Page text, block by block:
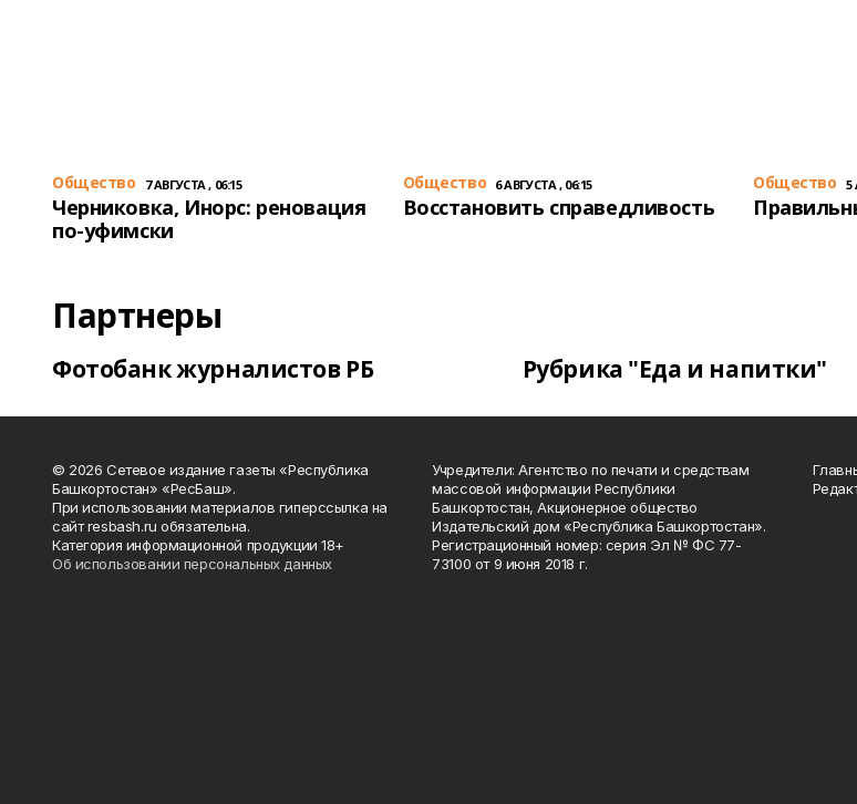
Общество 7 АВГУСТА , 06:15
Черниковка, Инорс: реновация
по-уфимски
Общество 6 АВГУСТА , 06:15
Восстановить справедливость
Общество 5
Партнеры
Фотобанк журналистов РБ Рубрика "Еда и напитки"
© 2026 Сетевое издание газеты «Республика
Башкортостан» «РесБаш».
При использовании материалов гиперссылка на
сайт resbash.ru обязательна.
Категория информационной продукции 18+
Об использовании персональных данных
Учредители: Агентство по печати и средствам
массовой информации Республики
Башкортостан, Акционерное общество
Издательский дом «Республика Башкортостан».
Регистрационный номер: серия Эл № ФС 77-
73100 от 9 июня 2018 г.